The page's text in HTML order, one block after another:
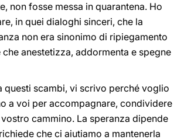
non fosse messa in quarantena. Ho
in quei dialoghi sinceri, che la
non era sinonimo di ripiegamento
che anestetizza, addormenta e spegne
questi scambi, vi scrivo perché voglio
a voi per accompagnare, condividere
cammino. La speranza dipende
che ci aiutiamo a mantenerla